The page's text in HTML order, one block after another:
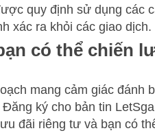
quy định sử dụng các
xác ra khỏi các giao dịch.
có thể chiến
mang cảm giác đánh
ký cho bản tin
đãi riêng tư và bạn có